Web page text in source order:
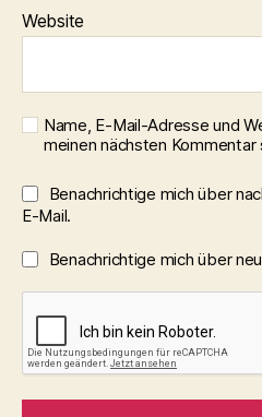
Website
Name, E-Mail-Adresse und
meinen nächsten Kommentar
Benachrichtige mich über
E-Mail.
Benachrichtige mich über